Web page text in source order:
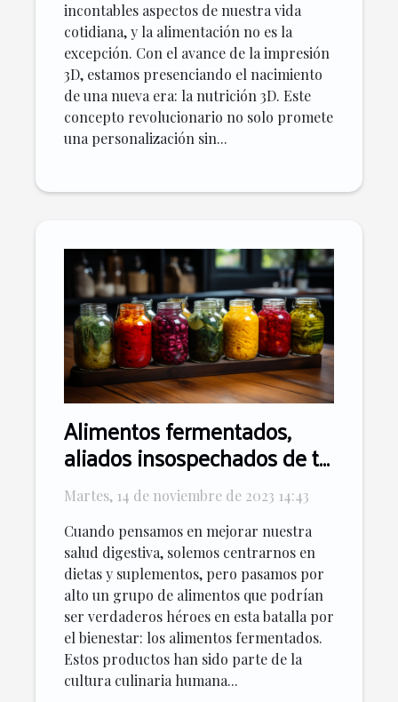
incontables aspectos de nuestra vida
cotidiana, y la alimentación no es la
excepción. Con el avance de la impresión
3D, estamos presenciando el nacimiento
de una nueva era: la nutrición 3D. Este
concepto revolucionario no solo promete
una personalización sin...
Alimentos fermentados,
aliados insospechados de tu
flora intestinal
Martes, 14 de noviembre de 2023 14:43
Cuando pensamos en mejorar nuestra
salud digestiva, solemos centrarnos en
dietas y suplementos, pero pasamos por
alto un grupo de alimentos que podrían
ser verdaderos héroes en esta batalla por
el bienestar: los alimentos fermentados.
Estos productos han sido parte de la
cultura culinaria humana...